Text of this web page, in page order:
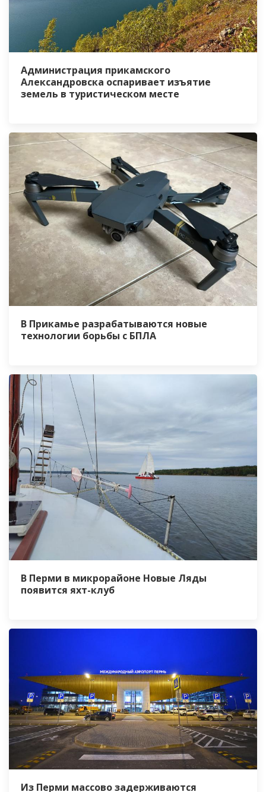
Администрация прикамского
Александровска оспаривает изъятие
земель в туристическом месте
В Прикамье разрабатываются новые
технологии борьбы с БПЛА
В Перми в микрорайоне Новые Ляды
появится яхт-клуб
Из Перми массово задерживаются